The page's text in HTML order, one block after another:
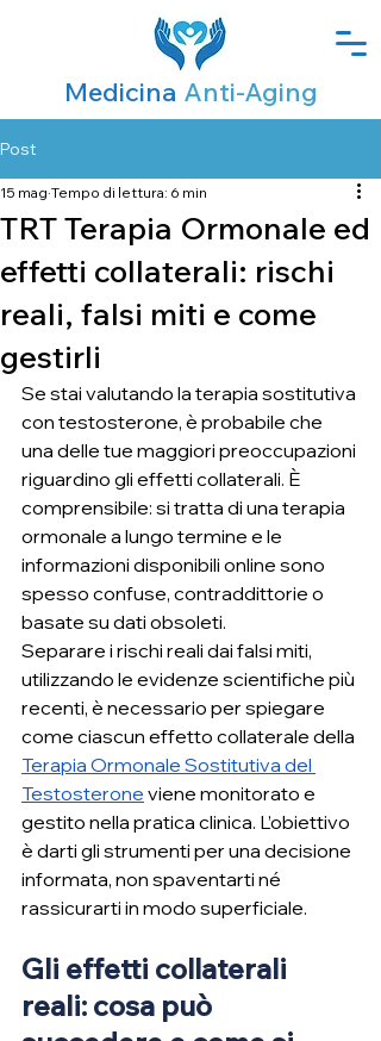
Medicina Anti-Aging
Post
TRT Terapia Ormonale ed
effetti collaterali: rischi
reali, falsi miti e come
gestirli
15 mag Tempo di lettura: 6 min
Se stai valutando la terapia sostitutiva
con testosterone, è probabile che
una delle tue maggiori preoccupazioni
riguardino gli effetti collaterali. È
comprensibile: si tratta di una terapia
ormonale a lungo termine e le
informazioni disponibili online sono
spesso confuse, contraddittorie o
basate su dati obsoleti.
Separare i rischi reali dai falsi miti,
utilizzando le evidenze scientifiche più
recenti, è necessario per spiegare
come ciascun effetto collaterale della
Terapia Ormonale Sostitutiva del
Testosterone viene monitorato e
gestito nella pratica clinica. L’obiettivo
è darti gli strumenti per una decisione
informata, non spaventarti né
rassicurarti in modo superficiale.
Gli effetti collaterali
reali: cosa può